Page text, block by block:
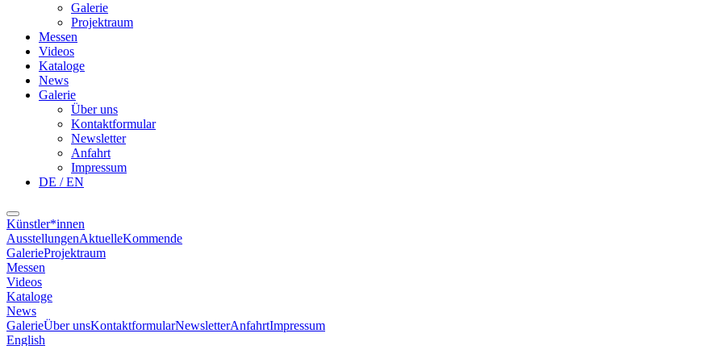
Galerie
Projektraum
Messen
Videos
Kataloge
News
Galerie
Über uns
Kontaktformular
Newsletter
Anfahrt
Impressum
DE / EN
Künstler*innen
AusstellungenAktuelleKommende
GalerieProjektraum
Messen
Videos
Kataloge
News
GalerieÜber unsKontaktformularNewsletterAnfahrtImpressum
English